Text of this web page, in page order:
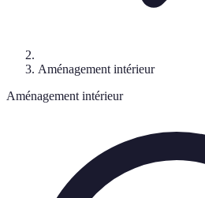
Aménagement intérieur
Aménagement intérieur